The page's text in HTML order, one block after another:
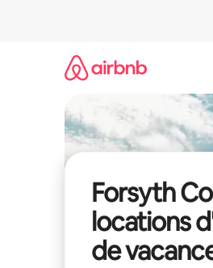
Forsyth
locations
de